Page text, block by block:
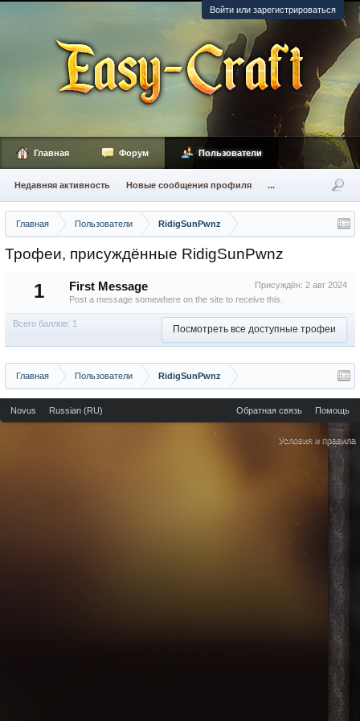
Войти или зарегистрироваться
Главная Пользователи RidigSunPwnz
Трофеи, присуждённые RidigSunPwnz
1 Присуждён: 2 авг 2024
First Message
Post a message somewhere on the site to receive this.
Всего баллов: 1 Посмотреть все доступные трофеи
Главная Пользователи RidigSunPwnz
Главная Форум Пользователи
Недавняя активность Новые сообщения профиля ...
Novus Russian (RU) Обратная связь Помощь
Условия и правила